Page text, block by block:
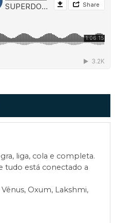
liga, cola e completa.
tudo está conectado a
Oxum, Lakshmi,